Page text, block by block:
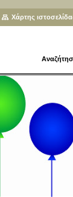
Χάρτης